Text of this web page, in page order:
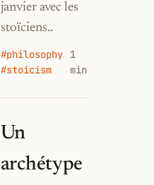
janvier avec les
stoïciens..
#philosophy
#stoicism
1
min
Un
archétype